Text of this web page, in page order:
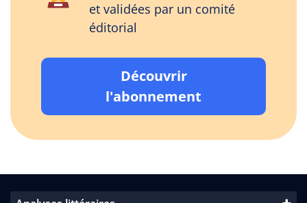
et validées par un comité
éditorial
Découvrir
l'abonnement